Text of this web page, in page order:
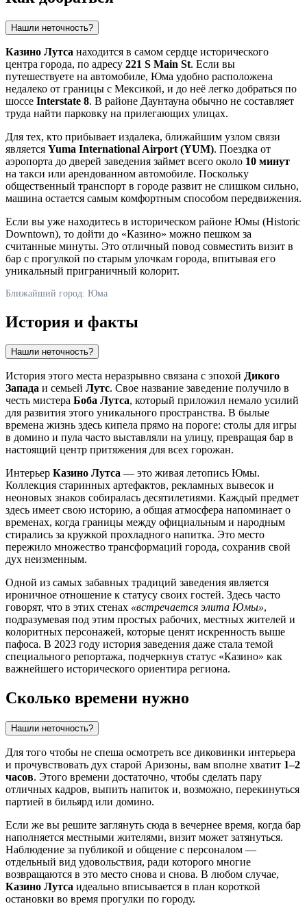
Нашли неточность?
Казино Лутса находится в самом сердце исторического
центра города, по адресу 221 S Main St. Если вы
путешествуете на автомобиле, Юма удобно расположена
недалеко от границы с Мексикой, и до неё легко добраться по
шоссе Interstate 8. В районе Даунтауна обычно не составляет
труда найти парковку на прилегающих улицах.
Для тех, кто прибывает издалека, ближайшим узлом связи
является Yuma International Airport (YUM). Поездка от
аэропорта до дверей заведения займет всего около 10 минут
на такси или арендованном автомобиле. Поскольку
общественный транспорт в городе развит не слишком сильно,
машина остается самым комфортным способом передвижения.
Если вы уже находитесь в историческом районе Юмы (Historic
Downtown), то дойти до «Казино» можно пешком за
считанные минуты. Это отличный повод совместить визит в
бар с прогулкой по старым улочкам города, впитывая его
уникальный приграничный колорит.
Ближайший город: Юма
История и факты
Нашли неточность?
История этого места неразрывно связана с эпохой Дикого
Запада и семьей Лутс. Свое название заведение получило в
честь мистера Боба Лутса, который приложил немало усилий
для развития этого уникального пространства. В былые
времена жизнь здесь кипела прямо на пороге: столы для игры
в домино и пула часто выставляли на улицу, превращая бар в
настоящий центр притяжения для всех горожан.
Интерьер Казино Лутса — это живая летопись Юмы.
Коллекция старинных артефактов, рекламных вывесок и
неоновых знаков собиралась десятилетиями. Каждый предмет
здесь имеет свою историю, а общая атмосфера напоминает о
временах, когда границы между официальным и народным
стирались за кружкой прохладного напитка. Это место
пережило множество трансформаций города, сохранив свой
дух неизменным.
Одной из самых забавных традиций заведения является
ироничное отношение к статусу своих гостей. Здесь часто
говорят, что в этих стенах «встречается элита Юмы»,
подразумевая под этим простых рабочих, местных жителей и
колоритных персонажей, которые ценят искренность выше
пафоса. В 2023 году история заведения даже стала темой
специального репортажа, подчеркнув статус «Казино» как
важнейшего исторического ориентира региона.
Сколько времени нужно
Нашли неточность?
Для того чтобы не спеша осмотреть все диковинки интерьера
и прочувствовать дух старой Аризоны, вам вполне хватит 1–2
часов. Этого времени достаточно, чтобы сделать пару
отличных кадров, выпить напиток и, возможно, перекинуться
партией в бильярд или домино.
Если же вы решите заглянуть сюда в вечернее время, когда бар
наполняется местными жителями, визит может затянуться.
Наблюдение за публикой и общение с персоналом —
отдельный вид удовольствия, ради которого многие
возвращаются в это место снова и снова. В любом случае,
Казино Лутса идеально вписывается в план короткой
остановки во время прогулки по городу.